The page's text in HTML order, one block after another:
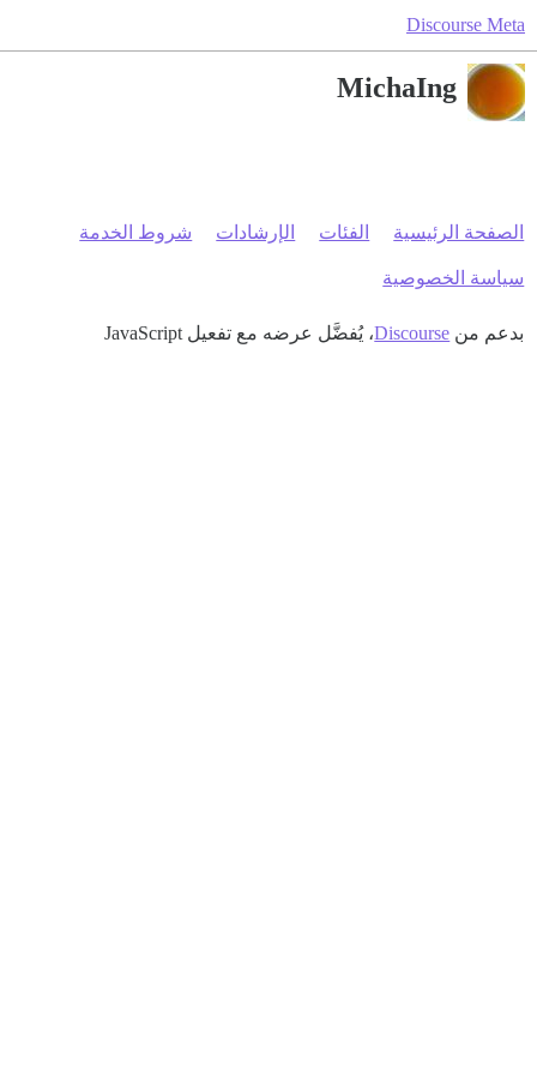
Discourse Meta
MichaIng
الصفحة الرئيسية الفئات الإرشادات شروط الخدمة
سياسة الخصوصية
بدعم من Discourse، يُفضَّل عرضه مع تفعيل JavaScript